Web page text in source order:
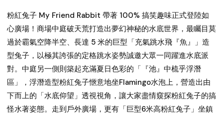
粉紅兔子 My Friend Rabbit 帶著 100% 搞笑趣味正式登陸如
心廣場！商場中庭破天荒打造出夢幻神秘的水底世界，最矚目莫
過於霸氣空降半空、長達 5 米的巨型「充氣跳水飛『魚』」造
型兔子，以極其誇張的定格跳水姿勢誠邀大眾一同躍進水底派
對。中庭另一側則築起充滿夏日色彩的「『池』中梳乎浮潛
區」，浮潛造型粉紅兔子愜意地坐Flamingo水泡上，營造出由
下而上的「水底仰望」透視視角，讓大家盡情窺探粉紅兔子的搞
怪水著姿態。走到戶外廣場，更有「巨型6米高粉紅兔子」坐鎮